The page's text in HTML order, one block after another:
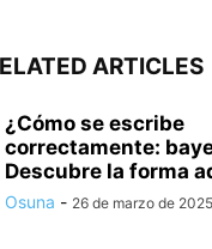
ARTICLES
¿Cómo se escribe
correctamente:
Descubre la forma
Osuna - 26 de marzo de 2025